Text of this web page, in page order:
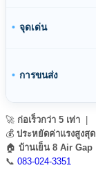
จุดเด่น
การขนส่ง
🚀 ก่อเร็วกว่า 5 เท่า
💰 ประหยัดค่าแรงสูงสุด
🏠 บ้านเย็น 8 Air Gap
📞 083-024-3351